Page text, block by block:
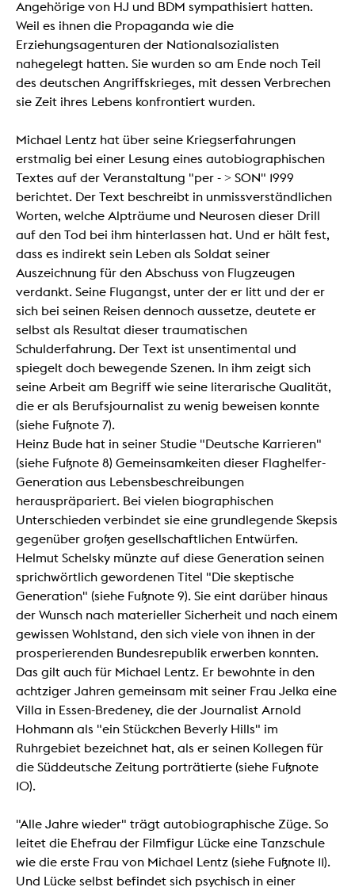
Angehörige von HJ und BDM sympathisiert hatten.
Weil es ihnen die Propaganda wie die
Erziehungsagenturen der Nationalsozialisten
nahegelegt hatten. Sie wurden so am Ende noch Teil
des deutschen Angriffskrieges, mit dessen Verbrechen
sie Zeit ihres Lebens konfrontiert wurden.
Michael Lentz hat über seine Kriegserfahrungen
erstmalig bei einer Lesung eines autobiographischen
Textes auf der Veranstaltung "per - > SON" 1999
berichtet. Der Text beschreibt in unmissverständlichen
Worten, welche Alpträume und Neurosen dieser Drill
auf den Tod bei ihm hinterlassen hat. Und er hält fest,
dass es indirekt sein Leben als Soldat seiner
Auszeichnung für den Abschuss von Flugzeugen
verdankt. Seine Flugangst, unter der er litt und der er
sich bei seinen Reisen dennoch aussetze, deutete er
selbst als Resultat dieser traumatischen
Schulderfahrung. Der Text ist unsentimental und
spiegelt doch bewegende Szenen. In ihm zeigt sich
seine Arbeit am Begriff wie seine literarische Qualität,
die er als Berufsjournalist zu wenig beweisen konnte
(siehe Fußnote 7).
Heinz Bude hat in seiner Studie "Deutsche Karrieren"
(siehe Fußnote 8) Gemeinsamkeiten dieser Flaghelfer-
Generation aus Lebensbeschreibungen
herauspräpariert. Bei vielen biographischen
Unterschieden verbindet sie eine grundlegende Skepsis
gegenüber großen gesellschaftlichen Entwürfen.
Helmut Schelsky münzte auf diese Generation seinen
sprichwörtlich gewordenen Titel "Die skeptische
Generation" (siehe Fußnote 9). Sie eint darüber hinaus
der Wunsch nach materieller Sicherheit und nach einem
gewissen Wohlstand, den sich viele von ihnen in der
prosperierenden Bundesrepublik erwerben konnten.
Das gilt auch für Michael Lentz. Er bewohnte in den
achtziger Jahren gemeinsam mit seiner Frau Jelka eine
Villa in Essen-Bredeney, die der Journalist Arnold
Hohmann als "ein Stückchen Beverly Hills" im
Ruhrgebiet bezeichnet hat, als er seinen Kollegen für
die Süddeutsche Zeitung porträtierte (siehe Fußnote
10).
"Alle Jahre wieder" trägt autobiographische Züge. So
leitet die Ehefrau der Filmfigur Lücke eine Tanzschule
wie die erste Frau von Michael Lentz (siehe Fußnote 11).
Und Lücke selbst befindet sich psychisch in einer